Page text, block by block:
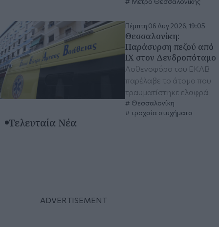
Πέμπτη 06 Αυγ 2026, 19:05
Θεσσαλονίκη:
Παράσυρση πεζού από
ΙΧ στον Δενδροπόταμο
Ασθενοφόρο του ΕΚΑΒ
παρέλαβε το άτομο που
τραυματίστηκε ελαφρά
Θεσσαλονίκη
τροχαία ατυχήματα
Τελευταία Νέα